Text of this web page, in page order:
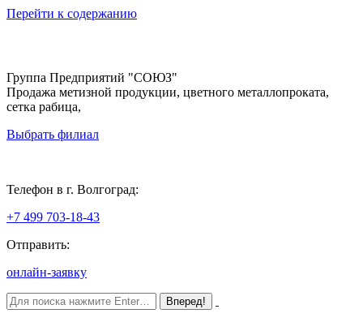
Перейти к содержанию
Группа Предприятий "СОЮЗ"
Продажа метизной продукции, цветного металлопроката,
сетка рабица,
Выбрать филиал
Телефон в г. Волгоград:
+7 499 703-18-43
Отправить:
онлайн-заявку